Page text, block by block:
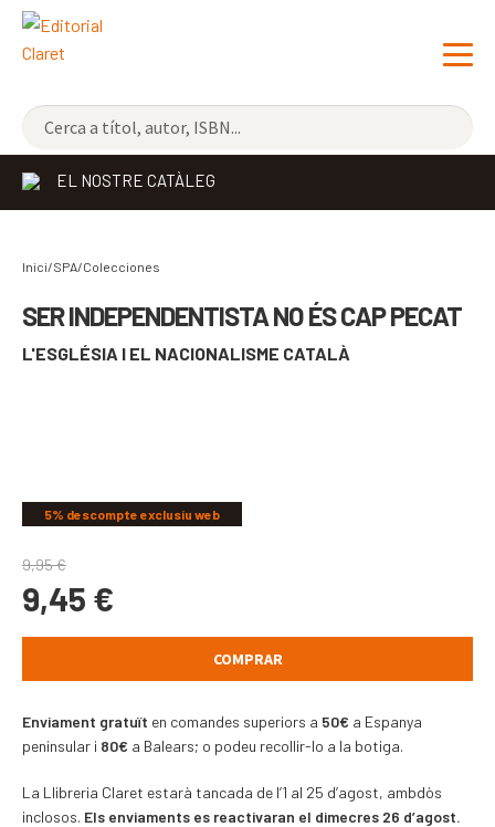
NOVETATS
ELS MÉS VENUTS
LLIBRERIA CLARET
CONTACTE
EL NOSTRE CATÀLEG
Inici/SPA/Colecciones
SER INDEPENDENTISTA NO ÉS CAP PECAT
L'ESGLÉSIA I EL NACIONALISME CATALÀ
5% descompte exclusiu web
9,95€
9,45 €
COMPRAR
Enviament gratuït en comandes superiors a 50€ a Espanya
peninsular i 80€ a Balears; o podeu recollir-lo a la botiga.
La Llibreria Claret estarà tancada de l’1 al 25 d’agost, ambdòs
inclosos. Els enviaments es reactivaran el dimecres 26 d’agost.